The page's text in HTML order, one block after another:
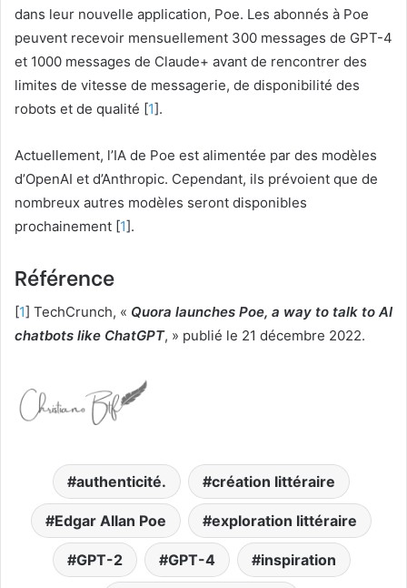
dans leur nouvelle application, Poe. Les abonnés à Poe
peuvent recevoir mensuellement 300 messages de GPT-4
et 1000 messages de Claude+ avant de rencontrer des
limites de vitesse de messagerie, de disponibilité des
robots et de qualité [1].
Actuellement, l’IA de Poe est alimentée par des modèles
d’OpenAI et d’Anthropic. Cependant, ils prévoient que de
nombreux autres modèles seront disponibles
prochainement [1].
Référence
[1] TechCrunch, « Quora launches Poe, a way to talk to AI
chatbots like ChatGPT, » publié le 21 décembre 2022.
authenticité. création littéraire
Edgar Allan Poe exploration littéraire
GPT-2 GPT-4 inspiration